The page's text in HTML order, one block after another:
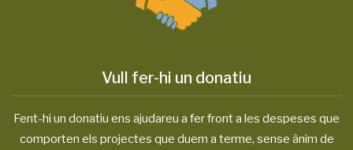
Vull fer-hi un donatiu
Fent-hi un donatiu ens ajudareu a fer front a les despeses que
comporten els projectes que duem a terme, sense ànim de